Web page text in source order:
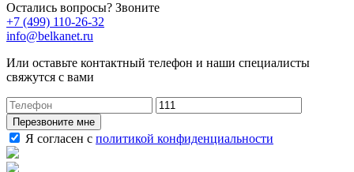
Остались вопросы? Звоните
+7 (499) 110-26-32
info@belkanet.ru
Или оставьте контактный телефон и наши специалисты
свяжутся с вами
Перезвоните мне
Я согласен с политикой конфиденциальности